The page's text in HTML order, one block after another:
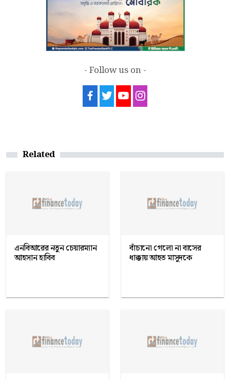
- Follow us on -
Related
এনবিআরের নতুন চেয়ারম্যান
আহসান হাবিব
বাঁচানো গেলো না বাসের
ধাক্কায় আহত মাসুদকে